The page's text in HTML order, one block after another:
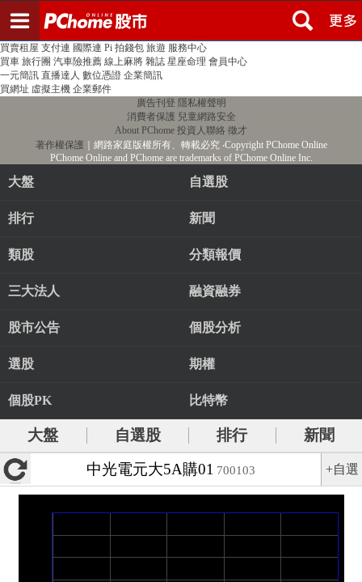
PChome首頁 線上購物 24h購物 書店
買賣租屋 支付連 國際連 Pi 拍錢包 旅遊 服務中心
買車 旅行團 汽車險推薦 線上麻將 雜誌 星座命理 會員中心
一元簡訊 直播達人 數位憑證 企業簡訊
買網址 虛擬主機 企業郵件
廣告刊登 隱私權聲明
消費者保護 兒童網路安全
About PChome 投資人聯絡 徵才
著作權保護 ｜網路家庭版權所有、轉載必究‧Copyright PChome Online
PChome Online and PChome are trademarks of PChome Online Inc.
大盤 自選股
排行 新聞
類股 分類報價
三大法人 融資融券
股市公告 個股分析
選股 期權
個股PK 比特幣
大盤 自選股 排行
新聞
中光電元大5A購01 700103 +自選